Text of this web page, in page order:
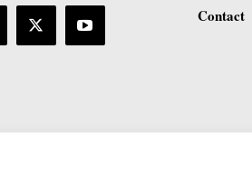
Contact